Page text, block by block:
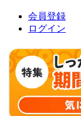
会員登録
ログイン